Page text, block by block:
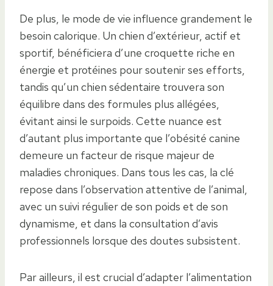
De plus, le mode de vie influence grandement le
besoin calorique. Un chien d’extérieur, actif et
sportif, bénéficiera d’une croquette riche en
énergie et protéines pour soutenir ses efforts,
tandis qu’un chien sédentaire trouvera son
équilibre dans des formules plus allégées,
évitant ainsi le surpoids. Cette nuance est
d’autant plus importante que l’obésité canine
demeure un facteur de risque majeur de
maladies chroniques. Dans tous les cas, la clé
repose dans l’observation attentive de l’animal,
avec un suivi régulier de son poids et de son
dynamisme, et dans la consultation d’avis
professionnels lorsque des doutes subsistent.
Par ailleurs, il est crucial d’adapter l’alimentation